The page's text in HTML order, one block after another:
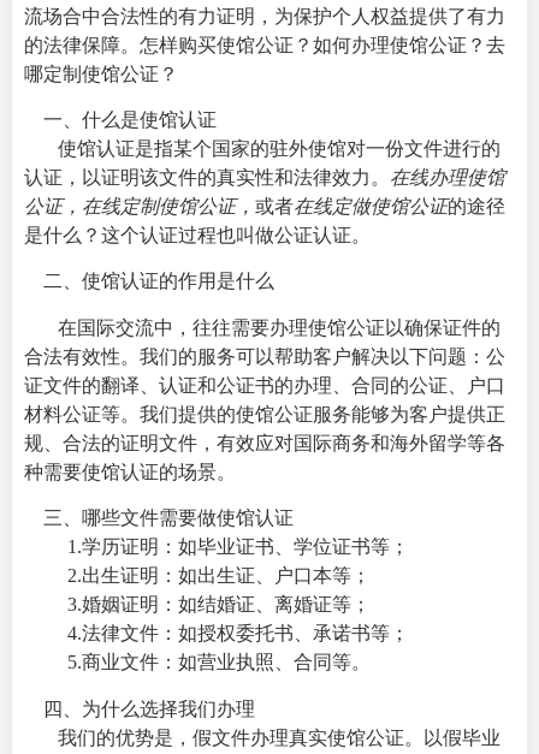
流场合中合法性的有力证明，为保护个人权益提供了有力
的法律保障。怎样购买使馆公证？如何办理使馆公证？去
哪定制使馆公证？
一、什么是使馆认证
使馆认证是指某个国家的驻外使馆对一份文件进行的
认证，以证明该文件的真实性和法律效力。 在线办理使馆
公证，在线定制使馆公证， 或者在线定做使馆公证的途径
是什么？这个认证过程也叫做公证认证。
二、使馆认证的作用是什么
在国际交流中，往往需要办理使馆公证以确保证件的
合法有效性。我们的服务可以帮助客户解决以下问题：公
证文件的翻译、认证和公证书的办理、合同的公证、户口
材料公证等。我们提供的使馆公证服务能够为客户提供正
规、合法的证明文件，有效应对国际商务和海外留学等各
种需要使馆认证的场景。
三、哪些文件需要做使馆认证
1.学历证明：如毕业证书、学位证书等；
2.出生证明：如出生证、户口本等；
3.婚姻证明：如结婚证、离婚证等；
4.法律文件：如授权委托书、承诺书等；
5.商业文件：如营业执照、合同等。
四、为什么选择我们办理
我们的优势是，假文件办理真实使馆公证。以假毕业